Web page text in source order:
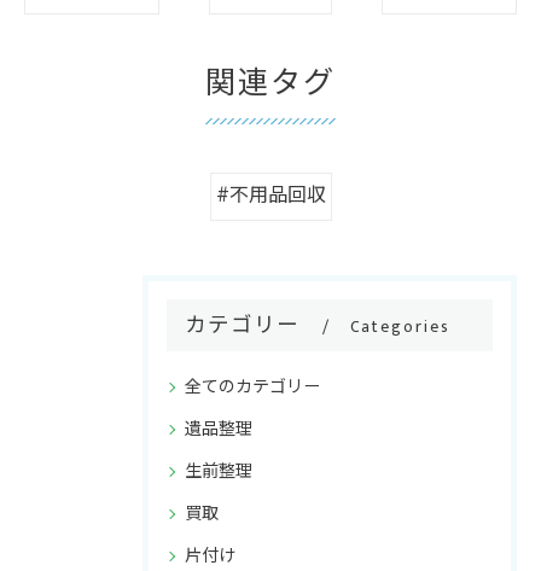
関連タグ
#不用品回収
カテゴリー Categories
全てのカテゴリー
遺品整理
生前整理
買取
片付け